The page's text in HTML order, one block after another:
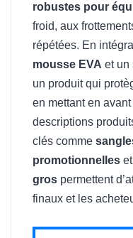
robustes pour
froid, aux
répétées. En
mousse EVA et un
un produit qui
en mettant en
descriptions
clés comme
promotionnelles et
gros permettent
finaux et les